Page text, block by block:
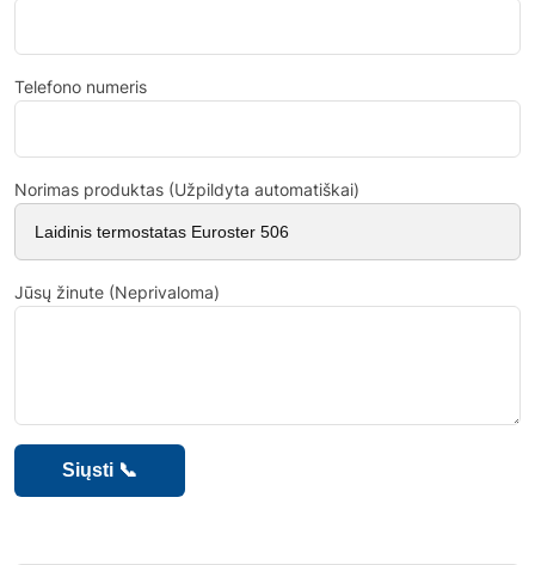
Telefono numeris
Norimas produktas (Užpildyta automatiškai)
Jūsų žinute (Neprivaloma)